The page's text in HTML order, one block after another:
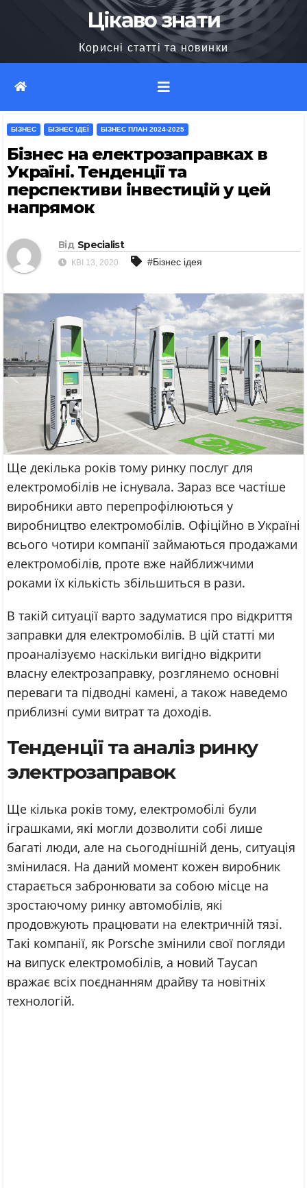
Цікаво знати
Корисні статті та новинки
БІЗНЕС БІЗНЕС ІДЕЇ БІЗНЕС ПЛАН 2024-2025
Бізнес на електрозаправках в
Україні. Тенденції та
перспективи інвестицій у цей
напрямок
Від Specialist
КВІ 13, 2020 #Бізнес ідея
Ще декілька років тому ринку послуг для
електромобілів не існувала. Зараз все частіше
виробники авто перепрофілюються у
виробництво електромобілів. Офіційно в Україні
всього чотири компанії займаються продажами
електромобілів, проте вже найближчими
роками їх кількість збільшиться в рази.
В такій ситуації варто задуматися про відкриття
заправки для електромобілів. В цій статті ми
проаналізуємо наскільки вигідно відкрити
власну електрозаправку, розглянемо основні
переваги та підводні камені, а також наведемо
приблизні суми витрат та доходів.
Тенденції та аналіз ринку
электрозаправок
Ще кілька років тому, електромобілі були
іграшками, які могли дозволити собі лише
багаті люди, але на сьогоднішній день, ситуація
змінилася. На даний момент кожен виробник
старається забронювати за собою місце на
зростаючому ринку автомобілів, які
продовжують працювати на електричній тязі.
Такі компанії, як Porsche змінили свої погляди
на випуск електромобілів, а новий Taycan
вражає всіх поєднанням драйву та новітніх
технологій.